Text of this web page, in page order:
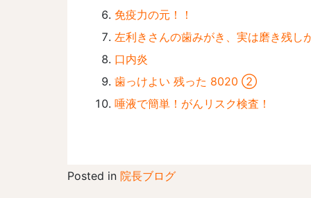
免疫力の元！！
左利きさんの歯みがき、実は磨き残し
口内炎
歯っけよい 残った 8020 ②
唾液で簡単！がんリスク検査！
Posted in 院長ブログ